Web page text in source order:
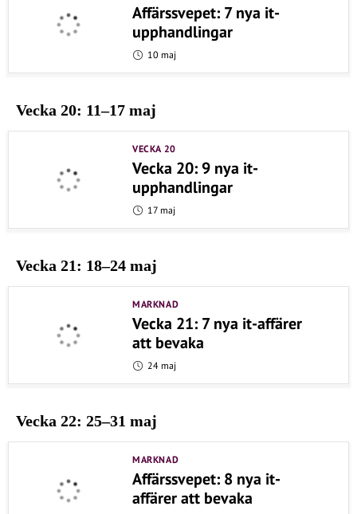
Affärssvepet: 7 nya it-
upphandlingar
10 maj
Vecka 20: 11–17 maj
VECKA 20
Vecka 20: 9 nya it-
upphandlingar
17 maj
Vecka 21: 18–24 maj
MARKNAD
Vecka 21: 7 nya it-affärer
att bevaka
24 maj
Vecka 22: 25–31 maj
MARKNAD
Affärssvepet: 8 nya it-
affärer att bevaka